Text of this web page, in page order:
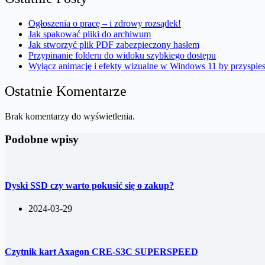
Ogłoszenia o pracę – i zdrowy rozsądek!
Jak spakować pliki do archiwum
Jak stworzyć plik PDF zabezpieczony hasłem
Przypinanie folderu do widoku szybkiego dostępu
Wyłącz animację i efekty wizualne w Windows 11 by
Ostatnie Komentarze
Brak komentarzy do wyświetlenia.
Podobne wpisy
Dyski SSD czy warto pokusić się o zakup?
2024-03-29
Czytnik kart Axagon CRE-S3C SUPERSPEED